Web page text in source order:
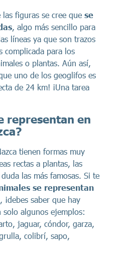
figuras se cree que se
, algo más sencillo para
líneas ya que son trazos
complicada para los
o plantas. Aún así,
uno de los geoglifos es
de 24 km! ¡Una tarea
representan en
tienen formas muy
rectas a plantas, las
las más famosas. Si te
se representan
, ¡debes saber que hay
solo algunos ejemplos:
jaguar, cóndor, garza,
colibrí, sapo,